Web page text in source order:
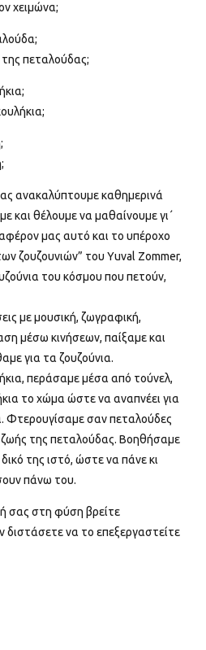
χειμώνα;
της πεταλούδας;
ανακαλύπτουμε καθημερινά
και θέλουμε να μαθαίνουμε γι΄
μας αυτό και το υπέροχο
ζουζουνιών” του Yuval Zommer,
του κόσμου που πετούν,
με μουσική, ζωγραφική,
μέσω κινήσεων, παίξαμε και
για τα ζουζούνια.
περάσαμε μέσα από τούνελ,
το χώμα ώστε να αναπνέει για
σαν πεταλούδες
ζωής της πεταλούδας. Βοηθήσαμε
της ιστό, ώστε να πάνε κι
πάνω του.
σας στη φύση βρείτε
διστάσετε να το επεξεργαστείτε